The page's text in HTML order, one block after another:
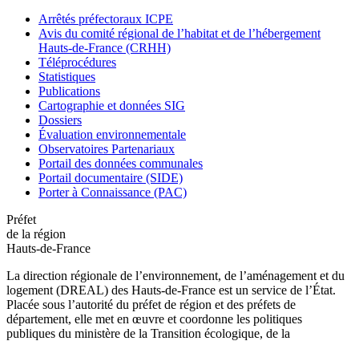
Arrêtés préfectoraux ICPE
Avis du comité régional de l’habitat et de l’hébergement
Hauts-de-France (CRHH)
Téléprocédures
Statistiques
Publications
Cartographie et données SIG
Dossiers
Évaluation environnementale
Observatoires Partenariaux
Portail des données communales
Portail documentaire (SIDE)
Porter à Connaissance (PAC)
Préfet
de la région
Hauts-de-France
La direction régionale de l’environnement, de l’aménagement et du
logement (DREAL) des Hauts-de-France est un service de l’État.
Placée sous l’autorité du préfet de région et des préfets de
département, elle met en œuvre et coordonne les politiques
publiques du ministère de la Transition écologique, de la